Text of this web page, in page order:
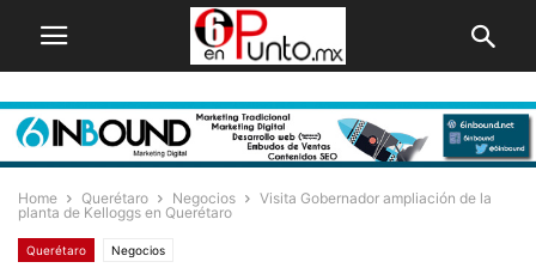
Home Querétaro Negocios
Visita Gobernador ampliación de la
planta de Kelloggs en Querétaro
Querétaro Negocios